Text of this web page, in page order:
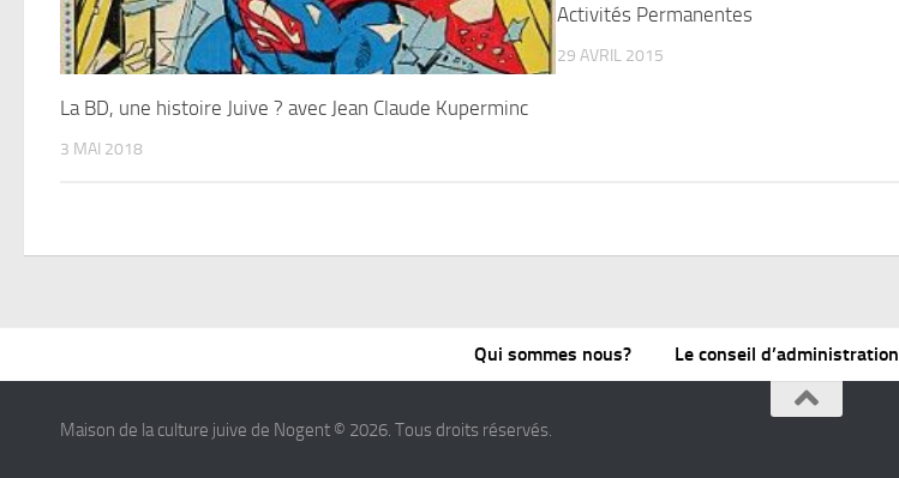
La BD, une histoire Juive ? avec Jean Claude Kuperminc
3 MAI 2018
Activités Permanentes
29 AVRIL 2015
Qui sommes nous? Le conseil d’administration
Maison de la culture juive de Nogent © 2026. Tous droits réservés.